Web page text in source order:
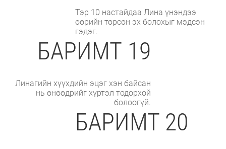
Тэр 10 настайдаа Лина үнэндээ
өөрийн төрсөн эх болохыг мэдсэн
гэдэг.
БАРИМТ 19
Линагийн хүүхдийн эцэг хэн байсан
нь өнөөдрийг хүртэл тодорхой
болоогүй.
БАРИМТ 20